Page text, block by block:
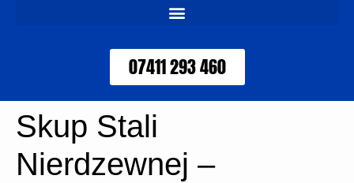
07411 293 460
Skup Stali
Nierdzewnej –